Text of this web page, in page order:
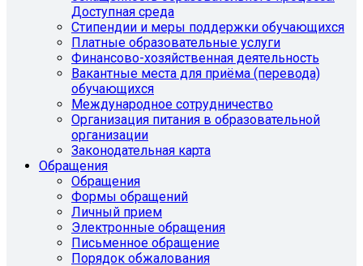
Доступная среда
Стипендии и меры поддержки обучающихся
Платные образовательные услуги
Финансово-хозяйственная деятельность
Вакантные места для приёма (перевода)
обучающихся
Международное сотрудничество
Организация питания в образовательной
организации
Законодательная карта
Обращения
Обращения
Формы обращений
Личный прием
Электронные обращения
Письменное обращение
Порядок обжалования